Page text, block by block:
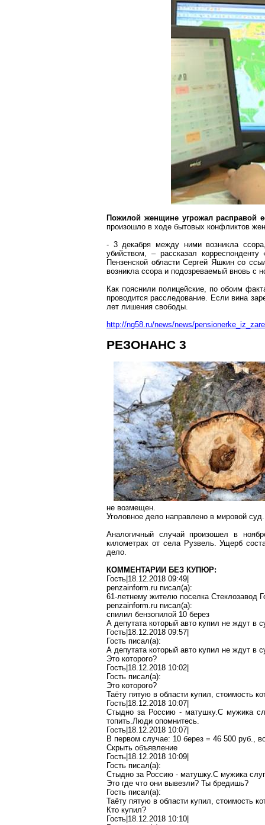
Пожилой женщине угрожал расправой
произошло в ходе бытовых конфликтов
- 3 декабря между ними возникла
убийством, – рассказал
Пензенской области Сергей Яшкин со
возникла ссора и подозреваемый вновь с
Как пояснили полицейские, по обоим
проводится расследование. Если вина
лет лишения свободы.
http://ng58.ru/news/news/
РЕЗОНАНС 3
не возмещен.
Уголовное дело направлено в мировой суд.
Аналогичный случай произошел в
километрах от села Рузвель. Ущерб
дело.
КОММЕНТАРИИ БЕЗ КУПЮР:
Гость|18.12.2018 09:49|
penzainform.ru писал(a):
61-летнему жителю поселка Стеклозавод
penzainform.ru писал(a):
спилил бензопилой 10 берез
А депутата который авто купил не ждут в
Гость|18.12.2018 09:57|
Гость писал(a):
А депутата который авто купил не ждут в
Это которого?
Гость|18.12.2018 10:02|
Гость писал(a):
Это которого?
Таёту пятую в области купил, стоимость
Гость|18.12.2018 10:07|
Стыдно за Россию - матушку.С мужика
топить.Люди опомнитесь.
Гость|18.12.2018 10:07|
В первом случае: 10 берез = 46 500 руб.,
Скрыть объявление
Гость|18.12.2018 10:09|
Гость писал(a):
Стыдно за Россию - матушку.С мужика
Это где что они вывезли? Ты бредишь?
Гость писал(a):
Таёту пятую в области купил, стоимость
Кто купил?
Гость|18.12.2018 10:10|